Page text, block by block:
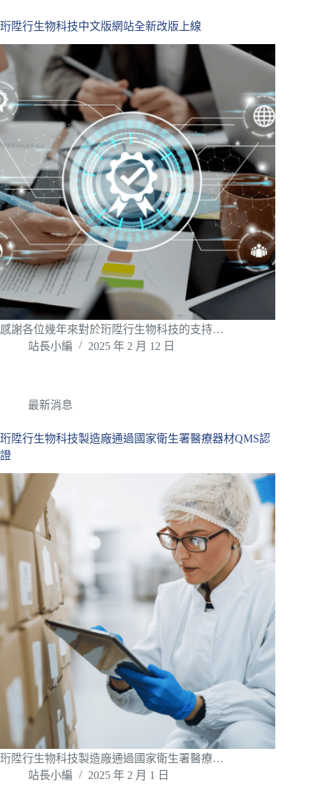
珩陞行生物科技中文版網站全新改版上線
感謝各位幾年來對於珩陞行生物科技的支持…
站長小編
2025 年 2 月 12 日
最新消息
珩陞行生物科技製造廠通過國家衛生署醫療器材QMS認
證
珩陞行生物科技製造廠通過國家衛生署醫療…
站長小編
2025 年 2 月 1 日